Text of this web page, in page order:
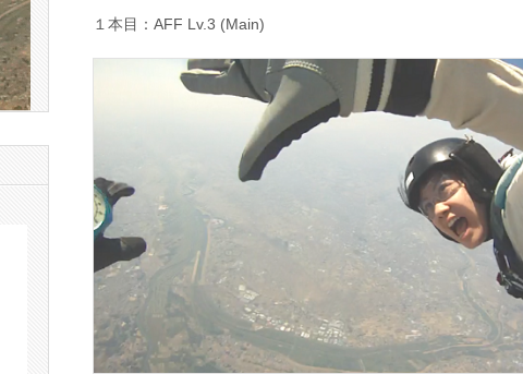
１本目：AFF Lv.3 (Main)